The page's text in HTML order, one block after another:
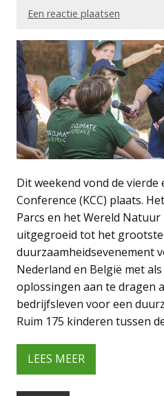
Een reactie plaatsen
Dit weekend vond de vierde
Conference (KCC) plaats.
Parcs en het Wereld Natuur
uitgegroeid tot het grootste
duurzaamheidsevenement
Nederland en België met
oplossingen aan te dragen
bedrijfsleven voor een
Ruim 175 kinderen tussen
LEES MEER